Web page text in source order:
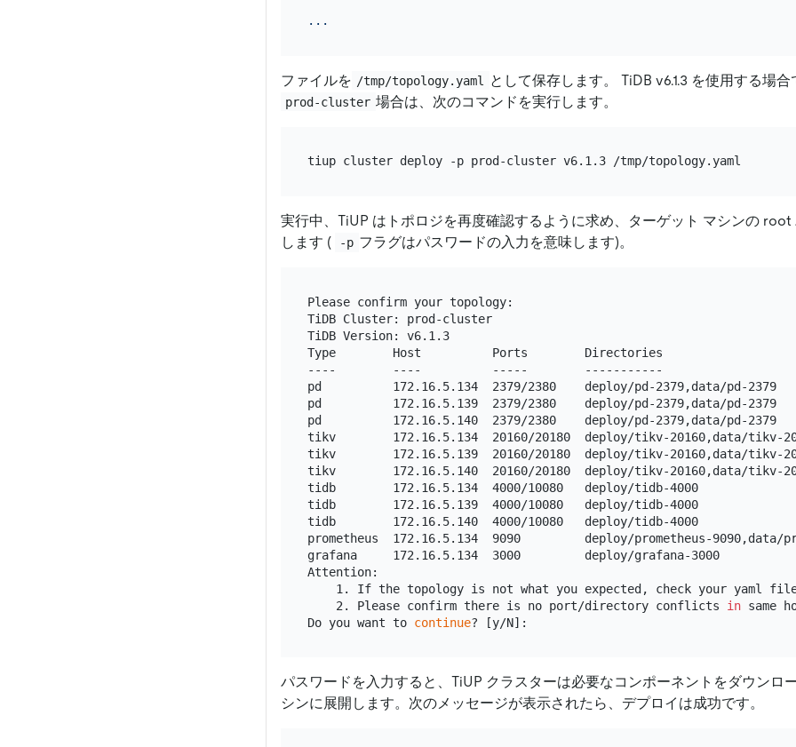
...
ファイルを /tmp/topology.yaml として保存します。 TiDB v6.1.3 を使用する場
prod-cluster 場合は、次のコマンドを実行します。
実行中、TiUP はトポロジを再度確認するように求め、ターゲット マシンの
します (
-p フラグはパスワードの入力を意味します)。
Please confirm your topology:
TiDB Cluster: prod-cluster
TiDB Version: v6.1.3
Type        Host          Ports        Directories
----        ----          -----        -----------
pd          172.16.5.134  2379/2380    deploy/pd-2379,data/pd-2379
pd          172.16.5.139  2379/2380    deploy/pd-2379,data/pd-2379
pd          172.16.5.140  2379/2380    deploy/pd-2379,data/pd-2379
tikv        172.16.5.134  20160/20180  deploy/tikv-20160,data/tikv-
tikv        172.16.5.139  20160/20180  deploy/tikv-20160,data/tikv-
tikv        172.16.5.140  20160/20180  deploy/tikv-20160,data/tikv-
tidb        172.16.5.134  4000/10080   deploy/tidb-4000
tidb        172.16.5.139  4000/10080   deploy/tidb-4000
tidb        172.16.5.140  4000/10080   deploy/tidb-4000
prometheus  172.16.5.134  9090         deploy/prometheus-9090,data/
grafana     172.16.5.134  3000         deploy/grafana-3000
Attention:
1. If the topology is not what you expected, check your yaml
    2. Please confirm there is no port/directory conflicts
in same
Do you want to continue
パスワードを入力すると、TiUP クラスターは必要なコンポーネントをダウンロ
シンに展開します。次のメッセージが表示されたら、デプロイは成功です。